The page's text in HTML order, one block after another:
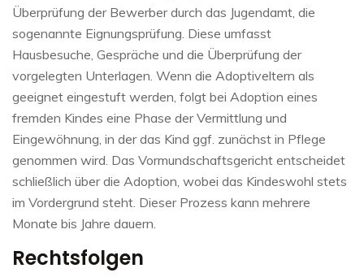
Überprüfung der Bewerber durch das Jugendamt, die
sogenannte Eignungsprüfung. Diese umfasst
Hausbesuche, Gespräche und die Überprüfung der
vorgelegten Unterlagen. Wenn die Adoptiveltern als
geeignet eingestuft werden, folgt bei Adoption eines
fremden Kindes eine Phase der Vermittlung und
Eingewöhnung, in der das Kind ggf. zunächst in Pflege
genommen wird. Das Vormundschaftsgericht entscheidet
schließlich über die Adoption, wobei das Kindeswohl stets
im Vordergrund steht. Dieser Prozess kann mehrere
Monate bis Jahre dauern.
Rechtsfolgen